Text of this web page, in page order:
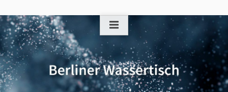
to
content